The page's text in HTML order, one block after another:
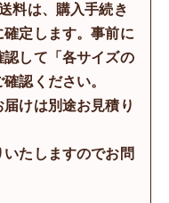
料は、購入手続き
定します。事前に
して「各サイズの
認ください。
けは別途お見積り
たしますのでお問